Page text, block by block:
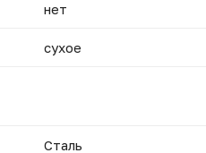
нет
сухое
Сталь